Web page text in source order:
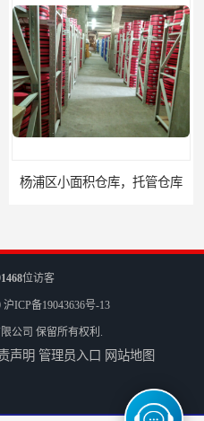
积仓库，托管仓库
宝山区小面积托管仓库，电商仓库
位访客
沪ICP备19043636号-13
公司 保留所有权利.
声明 管理员入口 网站地图